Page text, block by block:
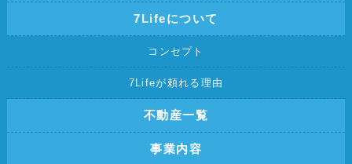
7Lifeについて
コンセプト
7Lifeが頼れる理由
不動産一覧
事業内容